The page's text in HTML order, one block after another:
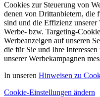
Cookies zur Steuerung von
denen von Drittanbietern, die
sind und die Effizienz unserer
Werbe- bzw. Targeting-
Werbeanzeigen auf unseren
die für Sie und Ihre
unserer Werbekampagnen
In unseren Hinweisen zu
Cookie-Einstellungen ändern